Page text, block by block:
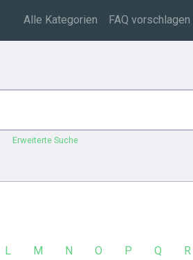
Alle Kategorien FAQ vorschlagen
Erweiterte Suche
L M N O P Q R